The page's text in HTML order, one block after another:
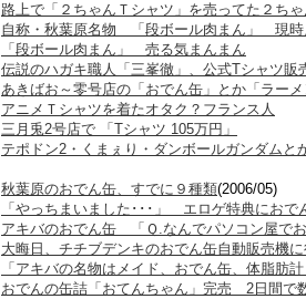
路上で「２ちゃんＴシャツ」を売ってた２ち
自称・秋葉原名物 「段ボール肉まん」 現時
「段ボール肉まん」 売る気まんまん
伝説のハガキ職人「三峯徹」、公式Tシャツ販
あきばお～零号店の「おでん缶」とか「ラー
アニメＴシャツを着たオタク？フランス人
三月兎2号店で 「Tシャツ 105万円」
テポドン2・くまぇり・ダンボールガンダムと
秋葉原のおでん缶、すでに９種類(2006/05)
「やっちまいました･･･」 エロゲ特典におで
アキバのおでん缶 「Ｑ.なんでパソコン屋で
大晦日、チチブデンキのおでん缶自動販売機
「アキバの名物はメイド、おでん缶、体脂肪
おでんの缶詰「おてんちゃん」完売 2日間で